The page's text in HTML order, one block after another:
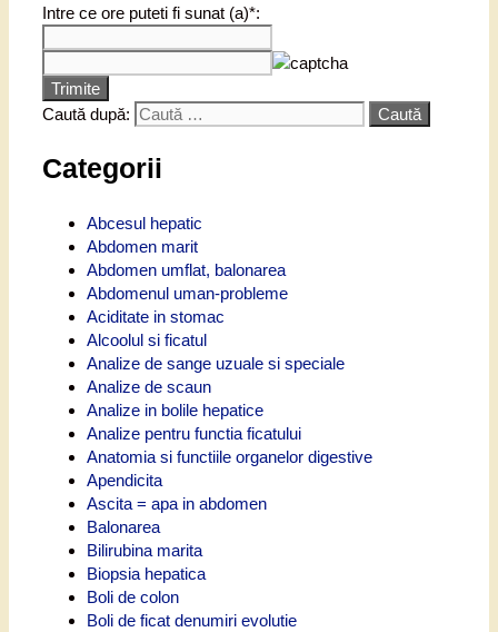
Intre ce ore puteti fi sunat (a)*:
Trimite
Caută după:
Categorii
Abcesul hepatic
Abdomen marit
Abdomen umflat, balonarea
Abdomenul uman-probleme
Aciditate in stomac
Alcoolul si ficatul
Analize de sange uzuale si speciale
Analize de scaun
Analize in bolile hepatice
Analize pentru functia ficatului
Anatomia si functiile organelor digestive
Apendicita
Ascita = apa in abdomen
Balonarea
Bilirubina marita
Biopsia hepatica
Boli de colon
Boli de ficat denumiri evolutie